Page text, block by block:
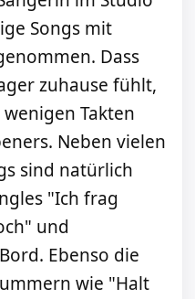
Songs mit
Dass
zuhause fühlt,
Takten
Neben vielen
sind natürlich
"Ich frag
und
Ebenso die
wie "Halt